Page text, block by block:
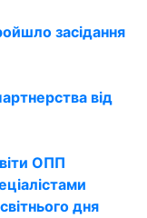
засідання
від
ОПП
дня